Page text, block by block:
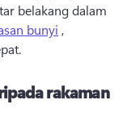
belakang dalam
bunyi ,
rakaman